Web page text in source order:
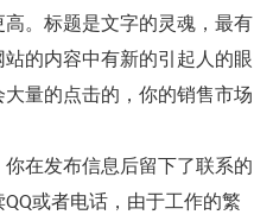
。标题是文字的灵魂，最有
的内容中有新的引起人的眼
量的点击的，你的销售市场
在发布信息后留下了联系的
或者电话，由于工作的繁